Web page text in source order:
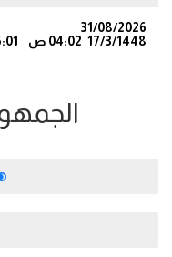
31/08/2026
17/3/1448 04:02 ص